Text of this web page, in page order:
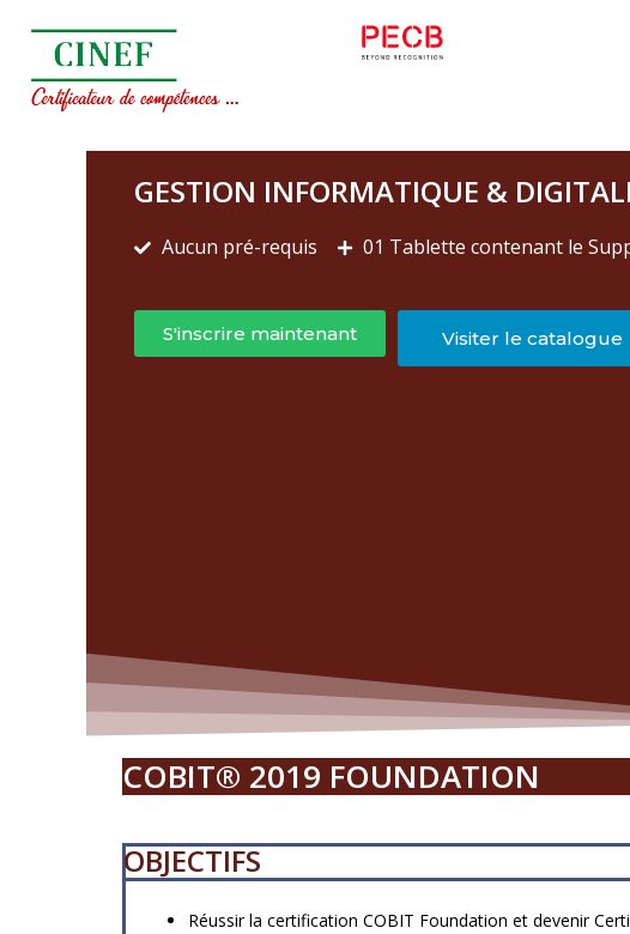
GESTION INFORMATIQUE &
Aucun pré-requis 01 Tablette contenant le
S'inscrire maintenant Visiter le catalogue
COBIT® 2019 FOUNDATION
OBJECTIFS
Réussir la certification COBIT Foundation et devenir